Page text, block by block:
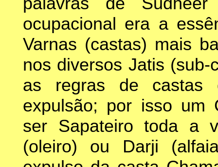
ocupacional era a
Varnas (castas) mais
nos diversos Jatis
as regras de castas
expulsão; por isso um
ser Sapateiro toda a
(oleiro) ou Darji